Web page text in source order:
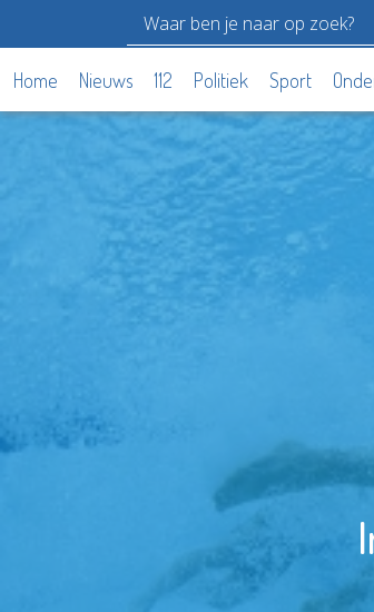
Home Nieuws 112 Politiek Sport